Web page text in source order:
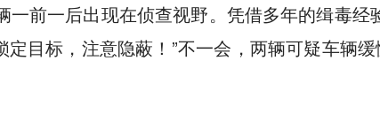
前一后出现在侦查视野。凭借多年的缉毒
目标，注意隐蔽！”不一会，两辆可疑车辆